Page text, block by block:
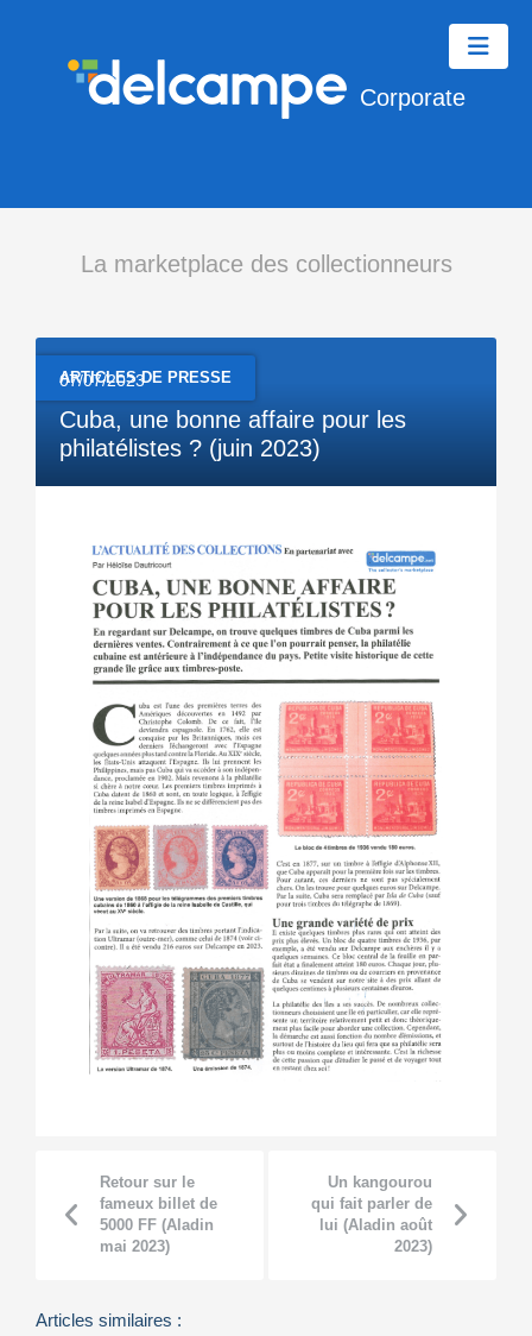
Corporate
La marketplace des collectionneurs
ARTICLES DE PRESSE
07/07/2023
Cuba, une bonne affaire pour les
philatélistes ? (juin 2023)
Retour sur le
fameux billet de
5000 FF (Aladin
mai 2023)
Un kangourou
qui fait parler de
lui (Aladin août
2023)
Articles similaires :